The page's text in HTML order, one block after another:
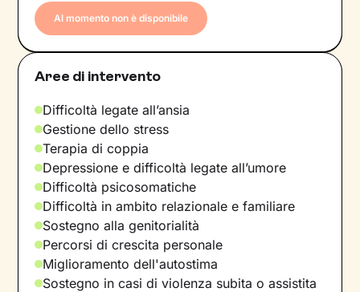
Al momento non è disponibile
Aree di intervento
Difficoltà legate all’ansia
Gestione dello stress
Terapia di coppia
Depressione e difficoltà legate all’umore
Difficoltà psicosomatiche
Difficoltà in ambito relazionale e familiare
Sostegno alla genitorialità
Percorsi di crescita personale
Miglioramento dell'autostima
Sostegno in casi di violenza subita o assistita